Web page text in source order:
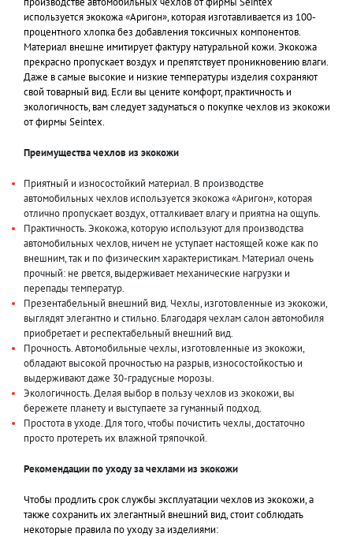
используется экокожа «Аригон», которая изготавливается из 100-
процентного хлопка без добавления токсичных компонентов.
Материал внешне имитирует фактуру натуральной кожи. Экокожа
прекрасно пропускает воздух и препятствует проникновению влаги.
Даже в самые высокие и низкие температуры изделия сохраняют
свой товарный вид. Если вы цените комфорт, практичность и
экологичность, вам следует задуматься о покупке чехлов из экокожи
от фирмы Seintex.
Преимущества чехлов из экокожи
Приятный и износостойкий материал. В производстве
автомобильных чехлов используется экокожа «Аригон», которая
отлично пропускает воздух, отталкивает влагу и приятна на ощупь.
Практичность. Экокожа, которую используют для производства
автомобильных чехлов, ничем не уступает настоящей коже как по
внешним, так и по физическим характеристикам. Материал очень
прочный: не рвется, выдерживает механические нагрузки и
перепады температур.
Презентабельный внешний вид. Чехлы, изготовленные из экокожи,
выглядят элегантно и стильно. Благодаря чехлам салон автомобиля
приобретает и респектабельный внешний вид.
Прочность. Автомобильные чехлы, изготовленные из экокожи,
обладают высокой прочностью на разрыв, износостойкостью и
выдерживают даже 30-градусные морозы.
Экологичность. Делая выбор в пользу чехлов из экокожи, вы
бережете планету и выступаете за гуманный подход.
Простота в уходе. Для того, чтобы почистить чехлы, достаточно
просто протереть их влажной тряпочкой.
Рекомендации по уходу за чехлами из экокожи
Чтобы продлить срок службы эксплуатации чехлов из экокожи, а
также сохранить их элегантный внешний вид, стоит соблюдать
некоторые правила по уходу за изделиями: